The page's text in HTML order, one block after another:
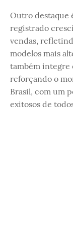
Outro destaque
registrado
vendas,
modelos mais
também integre
reforçando o
Brasil, com um
exitosos de